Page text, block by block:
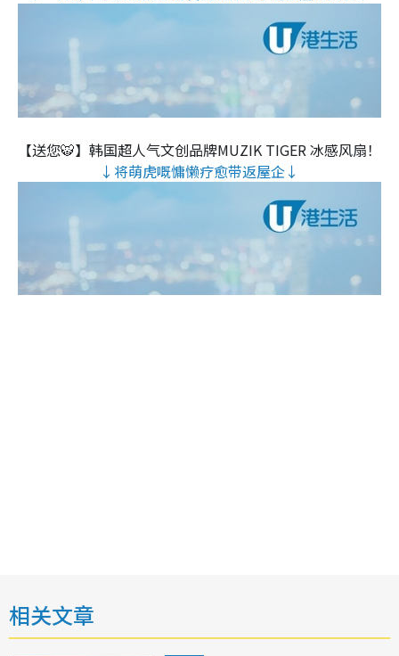
【送您🐯】韩国超人气文创品牌MUZIK TIGER 冰感风扇！
↓将萌虎嘅慵懒疗愈带返屋企↓
相关文章